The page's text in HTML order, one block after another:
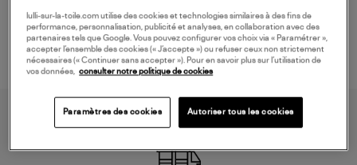
lulli-sur-la-toile.com utilise des cookies et technologies similaires à des fins de
performance, personnalisation, publicité et analyses, en collaboration avec des
partenaires tels que Google. Vous pouvez configurer vos choix via « Paramétrer »,
accepter l’ensemble des cookies (« J’accepte ») ou refuser ceux non strictement
nécessaires (« Continuer sans accepter »). Pour en savoir plus sur l’utilisation de
vos données, consulter notre politique de cookies
Paramètres des cookies Autoriser tous les cookies